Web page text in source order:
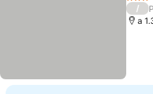
3
/
a